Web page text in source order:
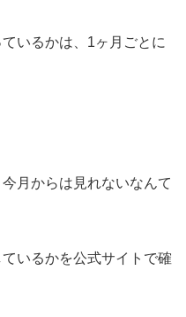
いるかは、1ヶ月ごとに
月からは見れないなんて
いるかを公式サイトで確